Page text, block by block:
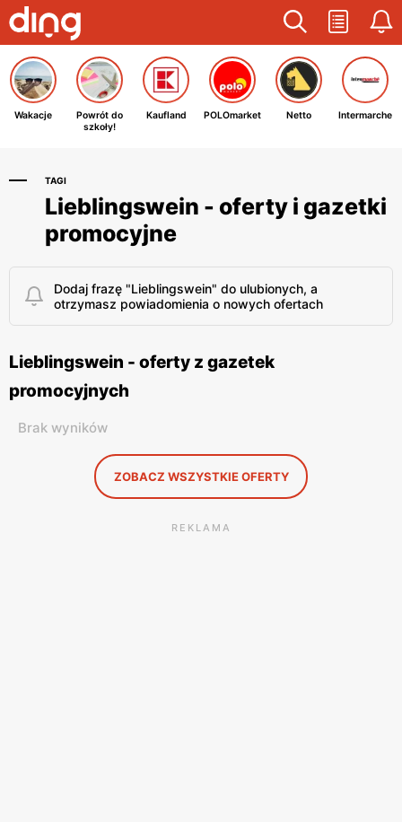
Wakacje
Powrót do
szkoły!
Kaufland POLOmarket Netto Intermarche
TAGI
Lieblingswein - oferty i gazetki
promocyjne
Dodaj frazę "Lieblingswein" do ulubionych, a
otrzymasz powiadomienia o nowych ofertach
Lieblingswein - oferty z gazetek
promocyjnych
Brak wyników
ZOBACZ WSZYSTKIE OFERTY
REKLAMA